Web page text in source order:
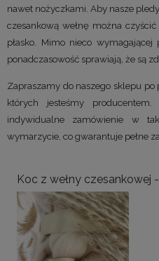
nawet nożyczkami. Aby nasze
czesankową wełnę można
płasko. Mimo nieco wymagającej
ponadczasowość sprawiają, że są
Zapraszamy do naszego sklepu
których jesteśmy
indywidualne zamówienie w
wymarzycie, co gwarantuje pełne
Koc z wełny czesankowej